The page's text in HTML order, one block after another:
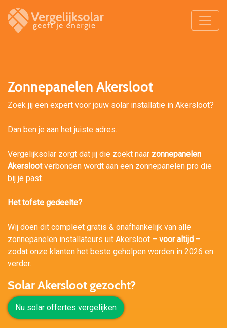
Zonnepanelen Akersloot
Zoek jij een expert voor jouw solar installatie in Akersloot?
Dan ben je aan het juiste adres.
Vergelijksolar zorgt dat jij die zoekt naar zonnepanelen
Akerslootverbonden wordt aan een zonnepanelen pro die
bij je past.
Het tofste gedeelte?
Wij doen dit compleet gratis & onafhankelijk van alle
zonnepanelen installateurs uit Akersloot – voor altijd –
zodat onze klanten het beste geholpen worden in 2026 en
verder.
Solar Akersloot gezocht?
Nu solar offertes vergelijken